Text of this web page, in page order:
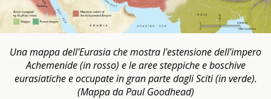
Una mappa dell'Eurasia che mostra l'estensione dell'impero
Achemenide (in rosso) e le aree steppiche e boschive
eurasiatiche e occupate in gran parte dagli Sciti (in verde).
(Mappa da Paul Goodhead)